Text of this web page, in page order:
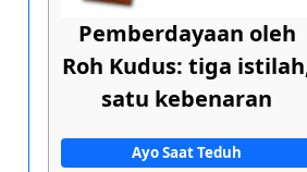
Pemberdayaan oleh
Roh Kudus: tiga
satu kebenaran
Ayo Saat Teduh